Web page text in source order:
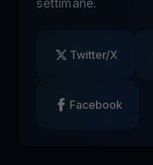
settimane.
Twitter/X
Facebook